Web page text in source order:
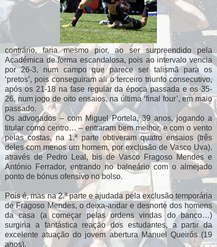
contrário, faria mesmo pior, ao ser surpreendido pela
Académica de forma escandalosa, pois ao intervalo vencia
por 26-3, num campo que parece ser talismã para os
‘pretos’, pois conseguiram ali o terceiro triunfo consecutivo,
após os 21-18 na fase regular da época passada e os 35-
26, num jogo de oito ensaios, na última ‘final four’, em maio
passado.
Os advogados – com Miguel Portela, 39 anos, jogando a
titular como centro… – entraram bem melhor, e com o vento
pelas costas, na 1.ª parte obtiveram quatro ensaios (três
deles com menos um homem, por exclusão de Vasco Uva),
através de Pedro Leal, bis de Vasco Fragoso Mendes e
António Ferrador, entrando no balneário com o almejado
ponto de bónus ofensivo no bolso.
Pois é, mas na 2.ª parte e ajudada pela exclusão temporária
de Fragoso Mendes, o deixa-andar e desnorte dos homens
da casa (a começar pelas ordens vindas do banco…)
surgiria a fantástica reação dos estudantes, a partir da
excelente atuação do jovem abertura Manuel Queirós (19
anos).